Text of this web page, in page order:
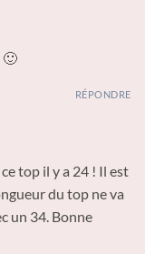
🙂
RÉPONDRE
top il y a 24 ! Il est
du top ne va
un 34. Bonne